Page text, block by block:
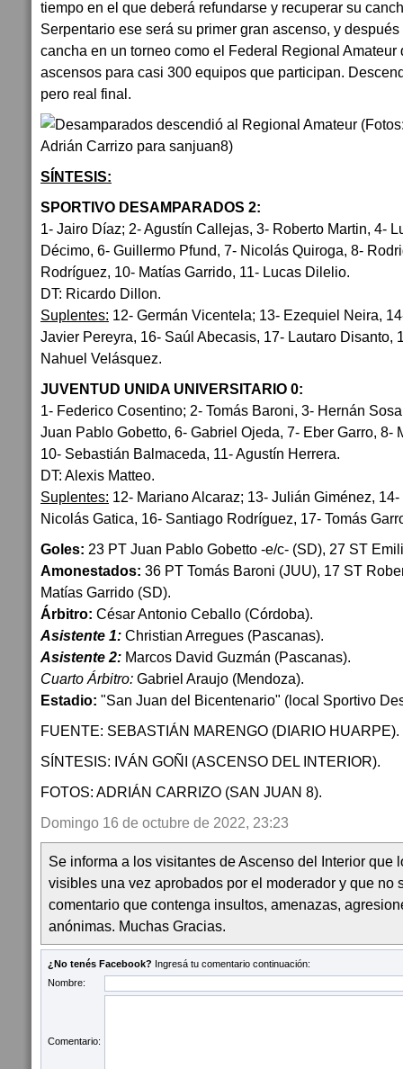
tiempo en el que deberá refundarse y recuperar su
Serpentario ese será su primer gran ascenso, y
cancha en un torneo como el Federal Regional Amateur
ascensos para casi 300 equipos que participan.
pero real final.
SÍNTESIS:
SPORTIVO DESAMPARADOS 2:
1- Jairo Díaz; 2- Agustín Callejas, 3- Roberto Martin, 4-
Décimo, 6- Guillermo Pfund, 7- Nicolás Quiroga, 8-
Rodríguez, 10- Matías Garrido, 11- Lucas Dilelio.
DT: Ricardo Dillon.
Suplentes: 12- Germán Vicentela; 13- Ezequiel Neira,
Javier Pereyra, 16- Saúl Abecasis, 17- Lautaro Disanto,
Nahuel Velásquez.
JUVENTUD UNIDA UNIVERSITARIO 0:
1- Federico Cosentino; 2- Tomás Baroni, 3- Hernán
Juan Pablo Gobetto, 6- Gabriel Ojeda, 7- Eber Garro, 8-
10- Sebastián Balmaceda, 11- Agustín Herrera.
DT: Alexis Matteo.
Suplentes: 12- Mariano Alcaraz; 13- Julián Giménez,
Nicolás Gatica, 16- Santiago Rodríguez, 17- Tomás
Goles: 23 PT Juan Pablo Gobetto -e/c- (SD), 27 ST
Amonestados: 36 PT Tomás Baroni (JUU), 17 ST
Matías Garrido (SD).
Árbitro: César Antonio Ceballo (Córdoba).
Asistente 1: Christian Arregues (Pascanas).
Asistente 2: Marcos David Guzmán (Pascanas).
Cuarto Árbitro: Gabriel Araujo (Mendoza).
Estadio: "San Juan del Bicentenario" (local Sportivo
FUENTE: SEBASTIÁN MARENGO (DIARIO HUARPE).
SÍNTESIS: IVÁN GOÑI (ASCENSO DEL INTERIOR).
FOTOS: ADRIÁN CARRIZO (SAN JUAN 8).
Domingo 16 de octubre de 2022, 23:23
Se informa a los visitantes de Ascenso del Interior que
visibles una vez aprobados por el moderador y que no
comentario que contenga insultos, amenazas,
anónimas. Muchas Gracias.
¿No tenés Facebook? Ingresá tu comentario continuación:
Nombre:
Comentario: